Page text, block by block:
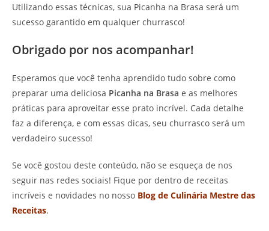
Utilizando essas técnicas, sua Picanha na Brasa será um
sucesso garantido em qualquer churrasco!
Obrigado por nos acompanhar!
Esperamos que você tenha aprendido tudo sobre como
preparar uma deliciosa Picanha na Brasa e as melhores
práticas para aproveitar esse prato incrível. Cada detalhe
faz a diferença, e com essas dicas, seu churrasco será um
verdadeiro sucesso!
Se você gostou deste conteúdo, não se esqueça de nos
seguir nas redes sociais! Fique por dentro de receitas
incríveis e novidades no nosso Blog de Culinária Mestre das
Receitas.